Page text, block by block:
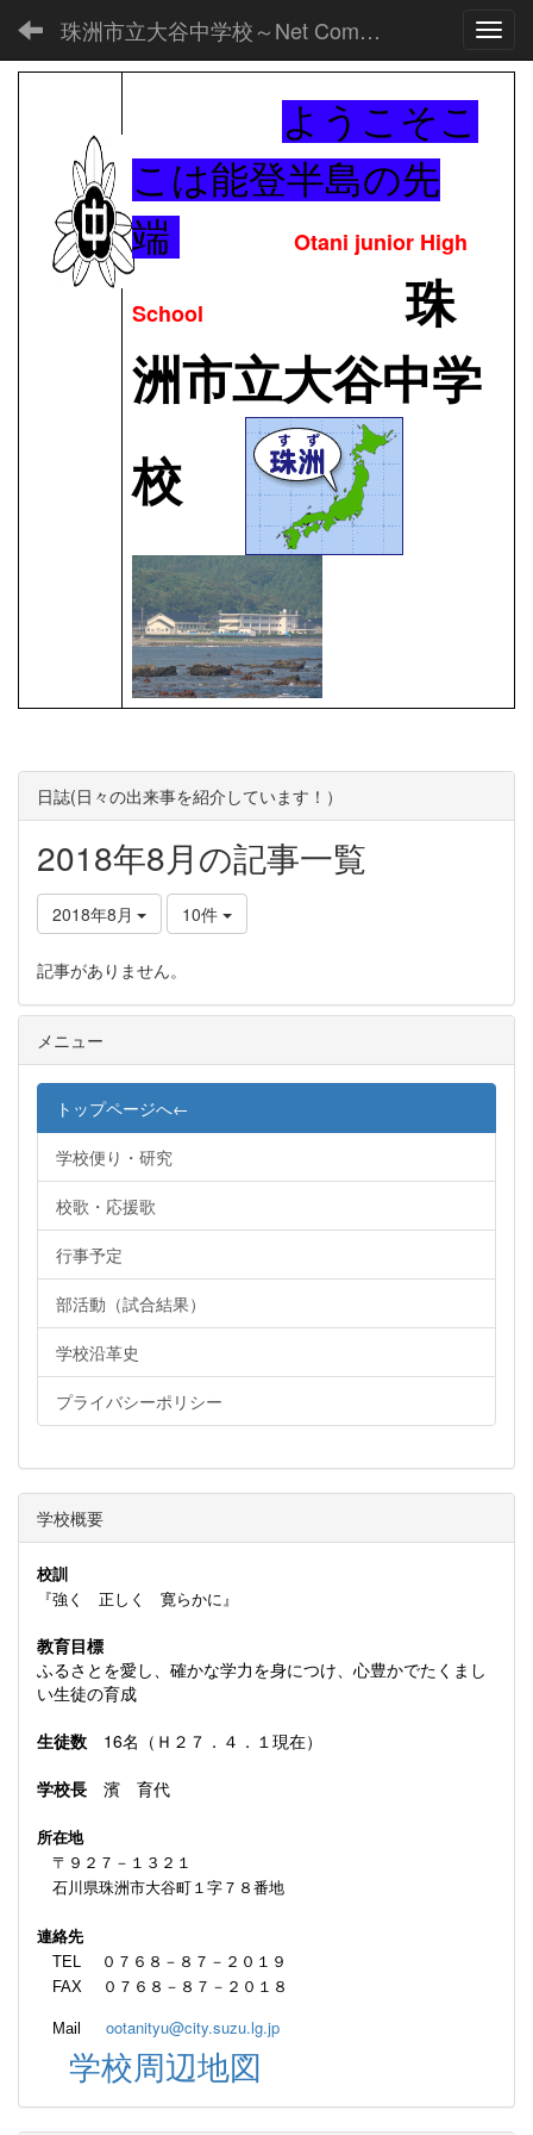
珠洲市立大谷中学校～Net Commons～
ようこそこ
こは能登半島の先
端
Otani junior High
School
珠
洲市立大谷中学
校
日誌(日々の出来事を紹介しています！）
2018年8月の記事一覧
2018年8月 10件
記事がありません。
メニュー
トップページへ←
学校便り・研究
校歌・応援歌
行事予定
部活動（試合結果）
学校沿革史
プライバシーポリシー
学校概要
校訓
『強く 正しく 寛らかに』
教育目標
ふるさとを愛し、確かな学力を身につけ、心豊かでたくまし
い生徒の育成
生徒数 16名（Ｈ２７．４．１現在）
学校長 濱 育代
所在地
〒９２７－１３２１
石川県珠洲市大谷町１字７８番地
連絡先
TEL ０７６８－８７－２０１９
FAX ０７６８－８７－２０１８
Mail ootanityu@city.suzu.lg.jp
学校周辺地図